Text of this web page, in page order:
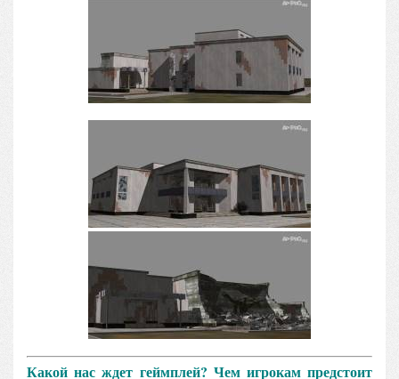
Какой нас ждет геймплей? Чем игрокам предстоит